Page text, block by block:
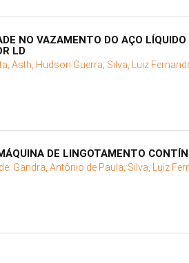
NO VAZAMENTO DO AÇO
LD
Asth, Hudson Guerra; Silva, Luiz
DE LINGOTAMENTO
Gandra, Antônio de Paula; Silva, Luiz